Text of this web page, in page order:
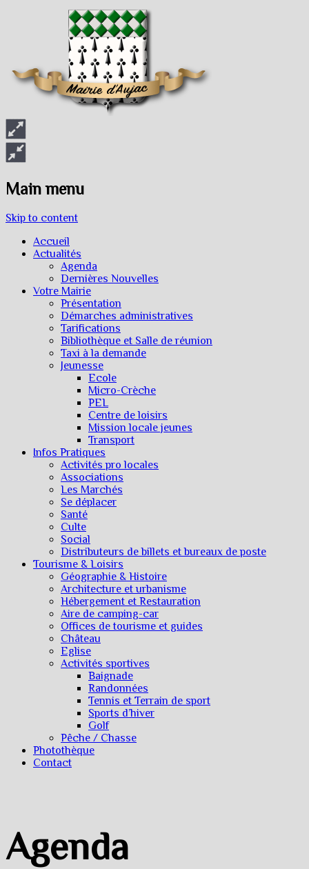
Main menu
Skip to content
Accueil
Actualités
Agenda
Dernières Nouvelles
Votre Mairie
Présentation
Démarches administratives
Tarifications
Bibliothèque et Salle de réunion
Taxi à la demande
Jeunesse
Ecole
Micro-Crèche
PEL
Centre de loisirs
Mission locale jeunes
Transport
Infos Pratiques
Activités pro locales
Associations
Les Marchés
Se déplacer
Santé
Culte
Social
Distributeurs de billets et bureaux de poste
Tourisme & Loisirs
Géographie & Histoire
Architecture et urbanisme
Hébergement et Restauration
Aire de camping-car
Offices de tourisme et guides
Château
Eglise
Activités sportives
Baignade
Randonnées
Tennis et Terrain de sport
Sports d’hiver
Golf
Pêche / Chasse
Photothèque
Contact
Agenda